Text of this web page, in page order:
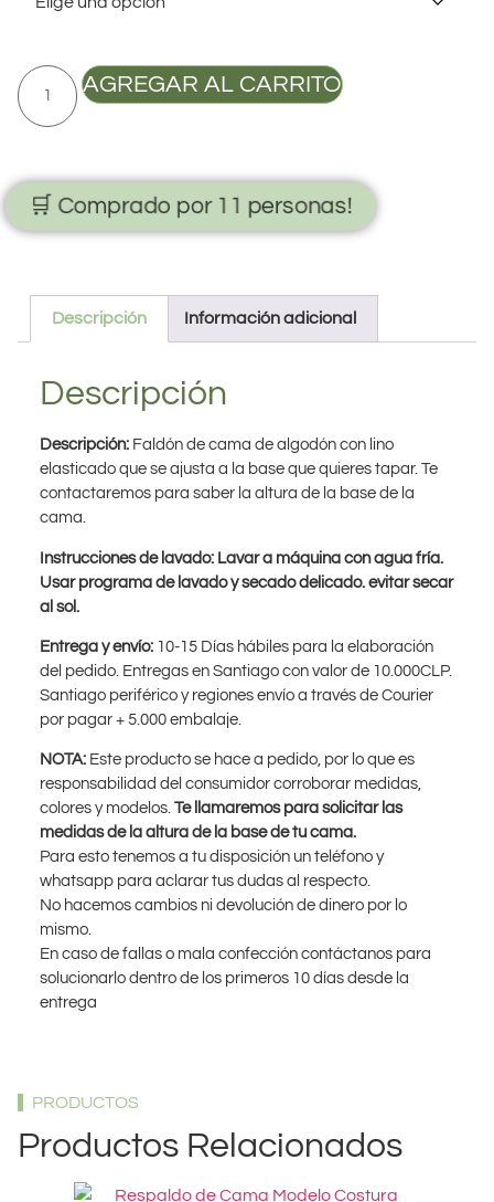
AGREGAR AL CARRITO
🛒 Comprado por 11 personas!
Descripción Información adicional
Descripción
Descripción: Faldón de cama de algodón con lino
elasticado que se ajusta a la base que quieres tapar. Te
contactaremos para saber la altura de la base de la
cama.
Instrucciones de lavado: Lavar a máquina con agua fría.
Usar programa de lavado y secado delicado. evitar secar
al sol.
Entrega y envío: 10-15 Días hábiles para la elaboración
del pedido. Entregas en Santiago con valor de 10.000CLP.
Santiago periférico y regiones envío a través de Courier
por pagar + 5.000 embalaje.
NOTA: Este producto se hace a pedido, por lo que es
responsabilidad del consumidor corroborar medidas,
colores y modelos. Te llamaremos para solicitar las
medidas de la altura de la base de tu cama.
Para esto tenemos a tu disposición un teléfono y
whatsapp para aclarar tus dudas al respecto.
No hacemos cambios ni devolución de dinero por lo
mismo.
En caso de fallas o mala confección contáctanos para
solucionarlo dentro de los primeros 10 días desde la
entrega
PRODUCTOS
Productos Relacionados